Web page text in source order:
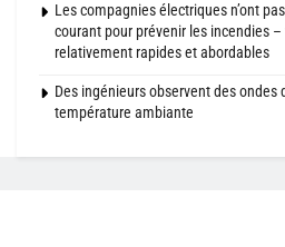
Les compagnies électriques n’ont
courant pour prévenir les incendies
relativement rapides et abordables
Des ingénieurs observent des ondes
température ambiante